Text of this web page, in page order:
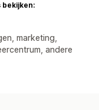
bekijken:
marketing,
andere